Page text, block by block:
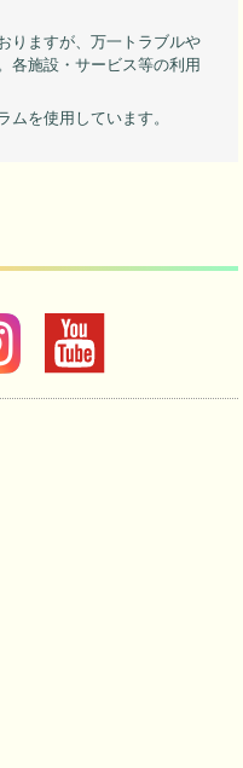
りますが、万一トラブルや
各施設・サービス等の利用
ムを使用しています。